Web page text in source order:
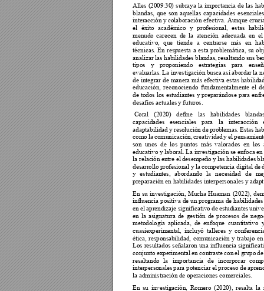
Alles (2009:30) subraya la importancia de las
blandas, que son aquellas capacidades esenciales
interacción y colaboración efectiva. Aunque
el éxito académico y profesional, estas
menudo carecen de la atención adecuada en el
educativo, que tiende a centrarse más en
técnicas. En respuesta a esta problemática, su
analizar las habilidades blandas, resaltando sus
tipos
y proponiendo estrategias para ens
evaluarlas. La investigación busca así abordar la
de integrar de manera más efectiva estas
educación, reconociendo fundamentalmente el
de todos los estudiantes y preparándose para en
desafíos actuales y futuros.
Coral (2020) define las habilidades
capacidades esenciales para la interacción
adaptabilidad y resolución de problemas. Estas hab
como la comunicación, creatividad y el pensamien
son unos de los puntos más valorados en los
educativo y laboral. La investigación se enfoca
la relación entre el desempeño y las habilidades
desarrollo profesional y la competencia digital de
y estudiantes, abordando la necesidad de
preparación en habilidades interpersonales y adapt
En su investigación, Mucha Huaman (2022),
influencia positiva de un programa de
en elaprendizaje significativo de estudiantes
en la asignatura de gestión de procesos de
metodología aplicada, de enfoque cuantitativo
cuasiexperimental, incluyó talleres y
ética, responsabilidad, comunicación y trabajo
Los resultados señalaron una influencia si
conjunto experimental en contraste con el grupo
resaltando la importancia de incorporar
interpersonales para potenciar el proceso de
la administración de operaciones comerciales.
En su investigación, Romero (2020), resalta la